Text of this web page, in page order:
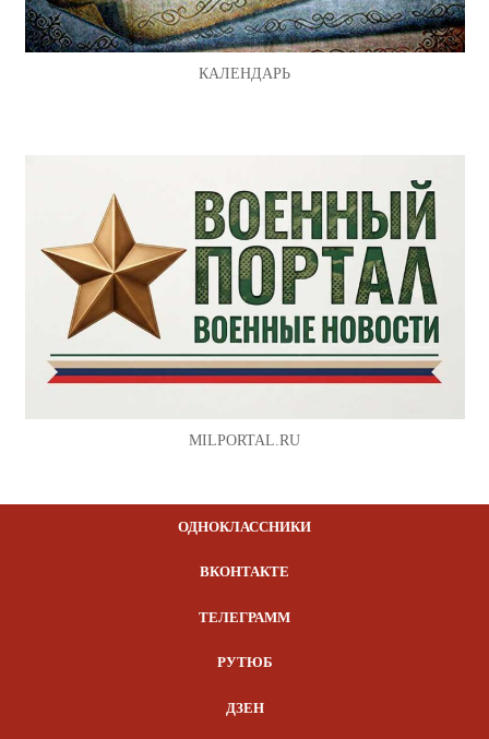
КАЛЕНДАРЬ
MILPORTAL.RU
ОДНОКЛАССНИКИ
ВКОНТАКТЕ
ТЕЛЕГРАММ
РУТЮБ
ДЗЕН